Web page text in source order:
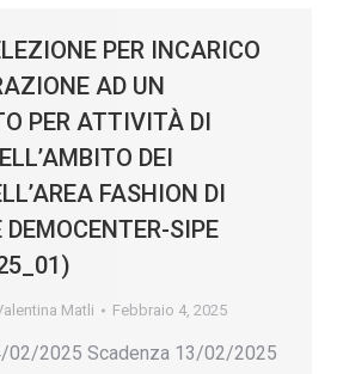
PER INCARICO
AD UN
PER ATTIVITÀ DI
DEI
FASHION DI
SIPE
Matli Febbraio 4, 2025
02/2025 Scadenza 13/02/2025